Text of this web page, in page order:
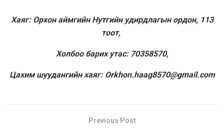
Хаяг: Орхон аймгийн Нутгийн удирдлагын ордон, 113
тоот,
Холбоо барих утас: 70358570,
Цахим шуудангийн хаяг: Orkhon.haag8570@gmail.com
Previous Post